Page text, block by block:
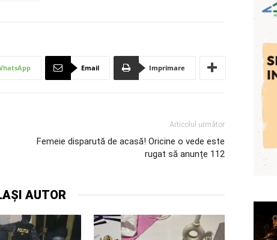
Email Imprimare
Articolul următor
Femeie disparută de acasă! Oricine o vede este
rugat să anunțe 112
AUTOR